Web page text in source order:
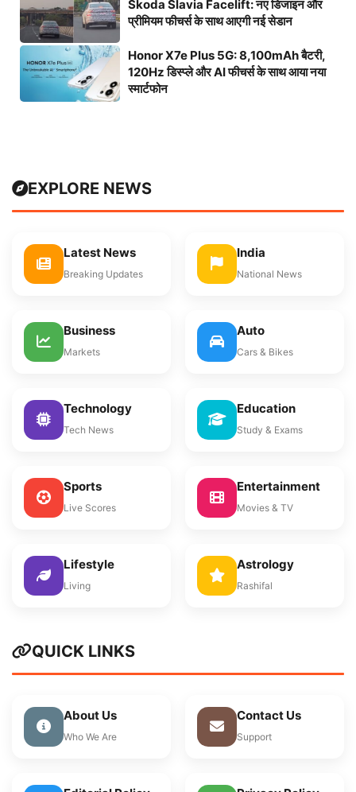
Skoda Slavia Facelift: नए डिजाइन और
प्रीमियम फीचर्स के साथ आएगी नई सेडान
Honor X7e Plus 5G: 8,100mAh बैटरी,
120Hz डिस्प्ले और AI फीचर्स के साथ आया नया
स्मार्टफोन
EXPLORE NEWS
Latest News
Breaking Updates
India
National News
Business
Markets
Auto
Cars & Bikes
Technology
Tech News
Education
Study & Exams
Sports
Live Scores
Entertainment
Movies & TV
Lifestyle
Living
Astrology
Rashifal
QUICK LINKS
About Us
Who We Are
Contact Us
Support